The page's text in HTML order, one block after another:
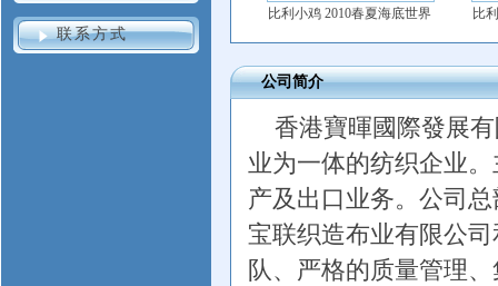
联系方式
比利小鸡 2010春夏海底世界 比
公司简介
香港寶暉國際發展
业为一体的纺织企业
产及出口业务。公司
宝联织造布业有限公
队、严格的质量管理